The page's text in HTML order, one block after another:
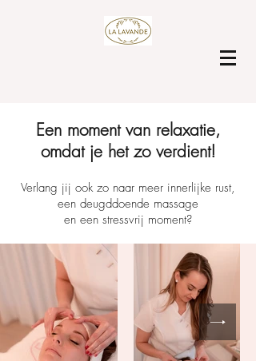
Een moment van relaxatie,
omdat je het zo verdient!
Verlang jij ook zo naar meer innerlijke rust,
een deugddoende massage
en een stressvrij moment?